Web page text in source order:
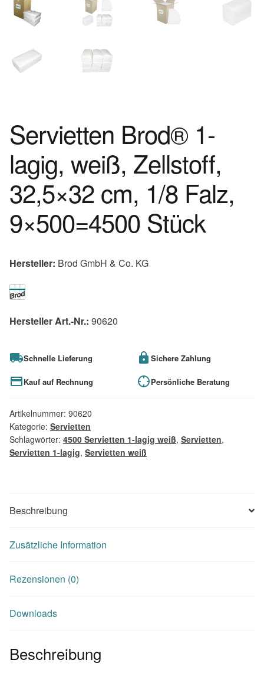
Servietten Brod® 1-
lagig, weiß, Zellstoff,
32,5×32 cm, 1/8 Falz,
9×500=4500 Stück
Hersteller: Brod GmbH & Co. KG
Hersteller Art.-Nr.: 90620
Schnelle Lieferung Sichere Zahlung
Kauf auf Rechnung Persönliche Beratung
Artikelnummer: 90620
Kategorie: Servietten
Schlagwörter: 4500 Servietten 1-lagig weiß, Servietten,
Servietten 1-lagig, Servietten weiß
Beschreibung
Zusätzliche Information
Rezensionen (0)
Downloads
Beschreibung